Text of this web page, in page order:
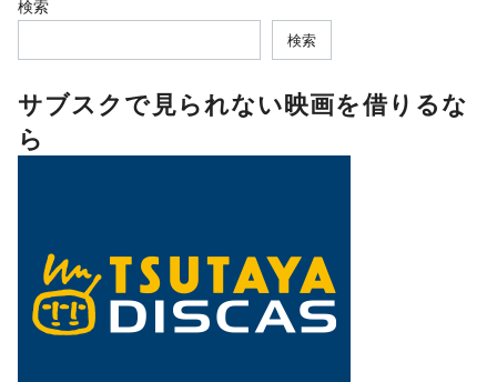
検索
検索
サブスクで見られない映画を借りるな
ら